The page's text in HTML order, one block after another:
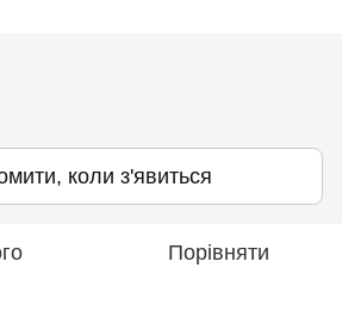
коли з'явиться
Порівняти